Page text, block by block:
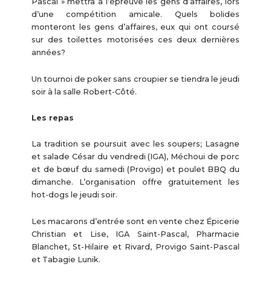
d’une compétition amicale. Quels bolides
monteront les gens d’affaires, eux qui ont coursé
sur des toilettes motorisées ces deux dernières
années?
Un tournoi de poker sans croupier se tiendra le jeudi
soir à la salle Robert-Côté.
Les repas
La tradition se poursuit avec les soupers; Lasagne
et salade César du vendredi (IGA), Méchoui de porc
et de bœuf du samedi (Provigo) et poulet BBQ du
dimanche. L’organisation offre gratuitement les
hot-dogs le jeudi soir.
Les macarons d’entrée sont en vente chez Épicerie
Christian et Lise, IGA Saint-Pascal, Pharmacie
Blanchet, St-Hilaire et Rivard, Provigo Saint-Pascal
et Tabagie Lunik.